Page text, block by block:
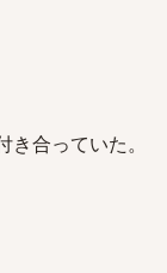
合っていた。